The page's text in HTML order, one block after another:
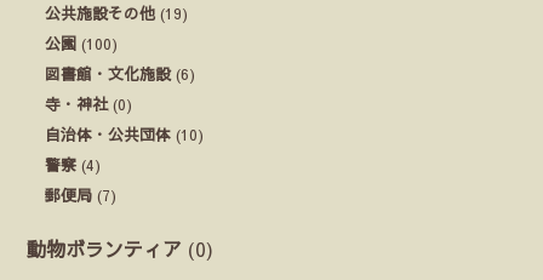
公共施設その他 (19)
公園 (100)
図書館・文化施設(6)
寺・神社(0)
自治体・公共団体 (10)
警察 (4)
郵便局 (7)
動物ボランティア (0)